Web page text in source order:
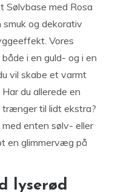
Sølvbase med Rosa
og dekorativ
Vores
i en guld- og i en
vil skabe et varmt
du allerede en
til lidt ekstra?
enten sølv- eller
en glimmervæg på
lyserød